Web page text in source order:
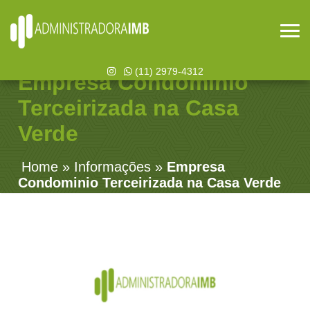
(11) 2979-4312
Empresa Condominio
Terceirizada na Casa
Verde
Home » Informações » Empresa
Condominio Terceirizada na Casa Verde